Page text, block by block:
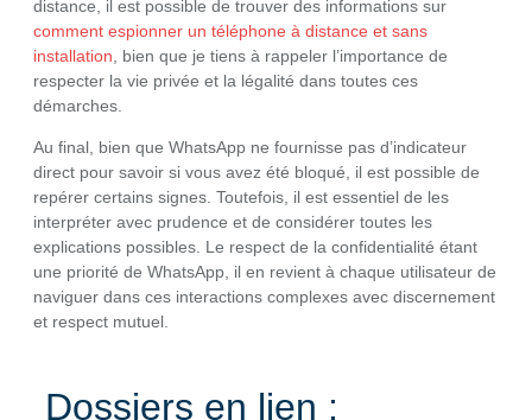
distance, il est possible de trouver des informations sur
comment espionner un téléphone à distance et sans
installation , bien que je tiens à rappeler l’importance de
respecter la vie privée et la légalité dans toutes ces
démarches.
Au final, bien que WhatsApp ne fournisse pas d’indicateur
direct pour savoir si vous avez été bloqué, il est possible de
repérer certains signes. Toutefois, il est essentiel de les
interpréter avec prudence et de considérer toutes les
explications possibles. Le respect de la confidentialité étant
une priorité de WhatsApp, il en revient à chaque utilisateur de
naviguer dans ces interactions complexes avec discernement
et respect mutuel.
Dossiers en lien :